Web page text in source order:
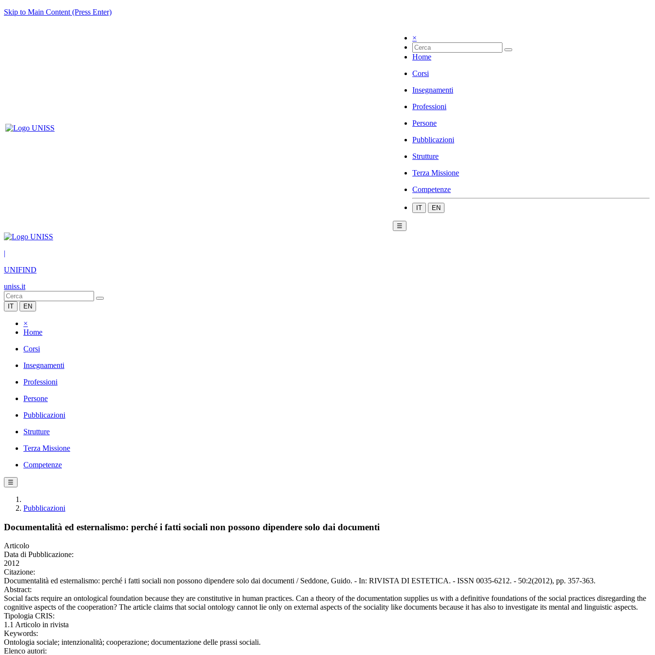
Skip to Main Content (Press Enter)
×
Home
Corsi
Insegnamenti
Professioni
Persone
Pubblicazioni
Strutture
Terza Missione
Competenze
IT EN
☰
|
UNIFIND
uniss.it
IT EN
×
Home
Corsi
Insegnamenti
Professioni
Persone
Pubblicazioni
Strutture
Terza Missione
Competenze
☰
Pubblicazioni
Documentalità ed esternalismo: perché i fatti sociali non possono dipendere solo dai documenti
Articolo
Data di Pubblicazione:
2012
Citazione:
Documentalità ed esternalismo: perché i fatti sociali non possono dipendere solo dai documenti / Seddone, Guido. - In: RIVISTA DI ESTETICA. - ISSN 0035-6212. - 50:2(2012), pp. 357-363.
Abstract:
Social facts require an ontological foundation because they are constitutive in human practices. Can a theory of the documentation supplies us with a definitive foundations of the social practices disregarding the
cognitive aspects of the cooperation? The article claims that social ontology cannot lie only on external aspects of the sociality like documents because it has also to investigate its mental and linguistic aspects.
Tipologia CRIS:
1.1 Articolo in rivista
Keywords:
Ontologia sociale; intenzionalità; cooperazione; documentazione delle prassi sociali.
Elenco autori: